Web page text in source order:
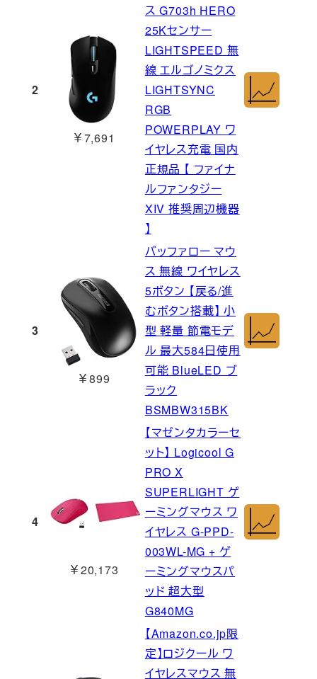
2
￥7,691
ス G703h HERO
25Kセンサー
LIGHTSPEED 無
線 エルゴノミクス
LIGHTSYNC
RGB
POWERPLAY ワ
イヤレス充電 国内
正規品 【 ファイナ
ルファンタジー
XIV 推奨周辺機器
】
3
￥899
バッファロー マウ
ス 無線 ワイヤレス
5ボタン 【戻る/進
むボタン搭載】 小
型 軽量 節電モデ
ル 最大584日使用
可能 BlueLED ブ
ラック
BSMBW315BK
4
￥20,173
【マゼンタカラーセ
ット】 Logicool G
PRO X
SUPERLIGHT ゲ
ーミングマウス ワ
イヤレス G-PPD-
003WL-MG + ゲ
ーミングマウスパ
ッド 超大型
G840MG
【Amazon.co.jp限
定】ロジクール ワ
イヤレスマウス 無